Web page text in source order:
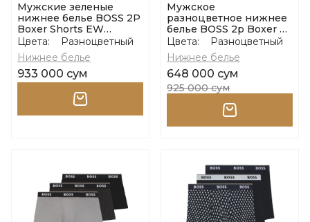
Мужские зеленые
нижнее белье BOSS 2P
Boxer Shorts EW
размер l
Цвета:
Разноцветный
Нижнее белье
933 000 сум
Мужское
разноцветное нижнее
белье BOSS 2p Boxer S.
Cw Peach размер m
Цвета:
Разноцветный
Нижнее белье
648 000 сум
925 000 сум